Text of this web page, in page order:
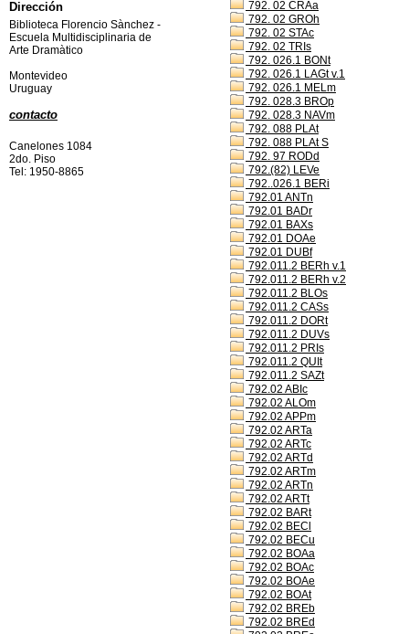
792. 02 CRAa
792. 02 GROh
792. 02 STAc
792. 02 TRIs
792. 026.1 BONt
792. 026.1 LAGt v.1
792. 026.1 MELm
792. 028.3 BROp
792. 028.3 NAVm
792. 088 PLAt
792. 088 PLAt S
792. 97 RODd
792.(82) LEVe
792..026.1 BERi
792.01 ANTn
792.01 BADr
792.01 BAXs
792.01 DOAe
792.01 DUBf
792.011.2 BERh v.1
792.011.2 BERh v.2
792.011.2 BLOs
792.011.2 CASs
792.011.2 DORt
792.011.2 DUVs
792.011.2 PRIs
792.011.2 QUIt
792.011.2 SAZt
792.02 ABIc
792.02 ALOm
792.02 APPm
792.02 ARTa
792.02 ARTc
792.02 ARTd
792.02 ARTm
792.02 ARTn
792.02 ARTt
792.02 BARt
792.02 BECl
792.02 BECu
792.02 BOAa
792.02 BOAc
792.02 BOAe
792.02 BOAt
792.02 BREb
792.02 BREd
Dirección
Biblioteca Florencio Sànchez -
Escuela Multidisciplinaria de
Arte Dramàtico
Montevideo
Uruguay
contacto
Canelones 1084
2do. Piso
Tel: 1950-8865